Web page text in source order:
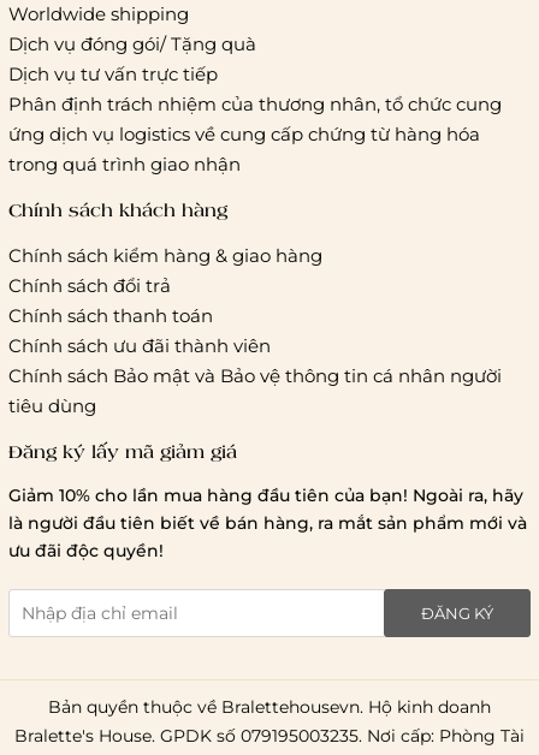
Giao hàng tiêu chuẩn:
Hồ Chí Minh:
Áp dụng theo bảng giá cước của ĐVVC
Vietelpost/ Giaohangtietkiem và 1 số đối tác vận chuyển
Hà Nội và các tỉnh thành khác:
Áp dụng theo bảng giá
cước của ĐVVC Vietelpost/ Giaohangtietkiem... và 1 số đối
tác vận chuyển khác
Thời gian giao hàng
Hồ Chí Minh:
Hà Nội và các tỉnh thành khá
Lưu ý chung về chính sách vận chuyển
1 triệu đồng
giao hàng trong ngày
giao hàng tiêu chuẩn
miễn phí ship
toàn quốc.
Worldwide shipping
Dịch vụ đóng gói/ Tặng quà
Dịch vụ tư vấn trực tiếp
Phân định trách nhiệm của thương nhân, tổ chức cung
ứng dịch vụ logistics về cung cấp chứng từ hàng hóa
trong quá trình giao nhận
Chính sách khách hàng
Chính sách kiểm hàng & giao hàng
Chính sách đổi trả
Chính sách thanh toán
Chính sách ưu đãi thành viên
Chính sách Bảo mật và Bảo vệ thông tin cá nhân người
tiêu dùng
Đăng ký lấy mã giảm giá
Giảm 10% cho lần mua hàng đầu tiên của bạn! Ngoài ra, hãy
là người đầu tiên biết về bán hàng, ra mắt sản phẩm mới và
ưu đãi độc quyền!
ĐĂNG KÝ
Bản quyền thuộc về Bralettehousevn. Hộ kinh doanh
Bralette's House. GPDK số 079195003235. Nơi cấp: Phòng Tài